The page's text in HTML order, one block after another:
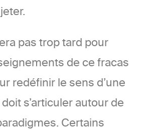
pas trop tard pour
de ce fracas
redéfinir le sens d’une
s’articuler autour de
Certains